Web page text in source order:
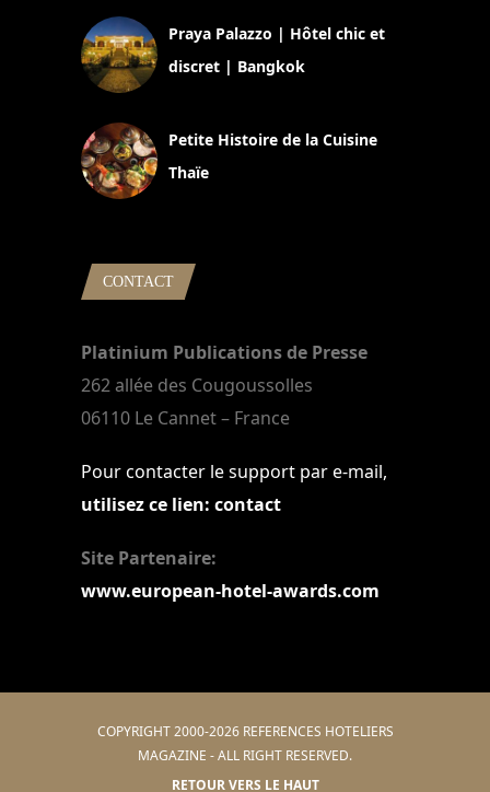
Praya Palazzo | Hôtel chic et
discret | Bangkok
Petite Histoire de la Cuisine
Thaïe
CONTACT
Platinium Publications de Presse
262 allée des Cougoussolles
06110 Le Cannet – France
Pour contacter le support par e-mail,
utilisez ce lien: contact
Site Partenaire:
www.european-hotel-awards.com
COPYRIGHT 2000-2026 REFERENCES HOTELIERS
MAGAZINE - ALL RIGHT RESERVED.
RETOUR VERS LE HAUT